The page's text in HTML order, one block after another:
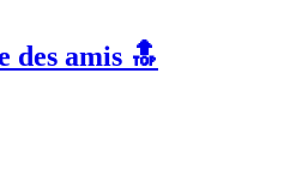
des amis 🔝